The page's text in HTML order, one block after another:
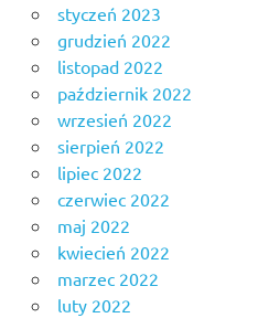
styczeń 2023
grudzień 2022
listopad 2022
październik 2022
wrzesień 2022
sierpień 2022
lipiec 2022
czerwiec 2022
maj 2022
kwiecień 2022
marzec 2022
luty 2022